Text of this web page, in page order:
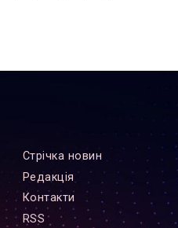
Стрiчка новин
Редакцiя
Контакти
RSS